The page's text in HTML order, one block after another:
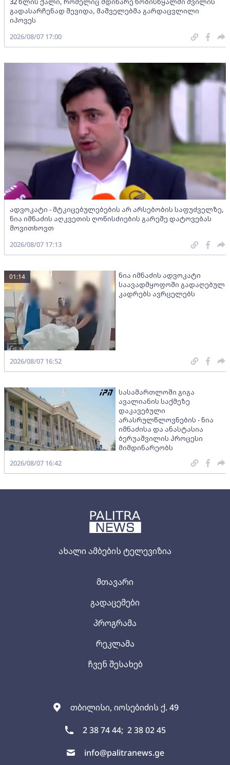
ახალი ამბების ტელევიზია
თბილისი, იოსებიძის ქ. 49
2 38 74 44; 2 38 02 45
info@palitranews.ge
მთავარი
გადაცემები
პროგრამა
რეკლამა
ჩვენ შესახებ
გადასარჩენად შევიდა, მაშველებმა გარდაცვლილი
იპოვეს
2026/08/07 17:00
ადვოკატი - მტკიცებულებების არ არსებობის საფუძველზე,
ნია იმნაძის აღკვეთის ღონისძიების გარეშე დატოვებას
მოვითხოვთ
2026/08/07 17:13
ნია იმნაძის ადვოკატი
საავადმყოფოში გადაღებულ
კადრებს ავრცელებს
01:14
2026/08/07 16:52
სასამართლოში გიგა
ავალიანის საქმეზე
დაკავებული
არასრულწლოვნების - ნია
იმნაძისა და ანასტასია
ბერუაშვილის პროცესი
მიმდინარეობს
2026/08/07 16:42